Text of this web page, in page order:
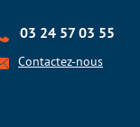
03 24 57 03 55
Contactez-nous